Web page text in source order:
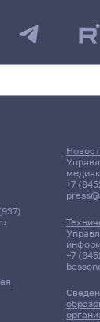
+7
+7